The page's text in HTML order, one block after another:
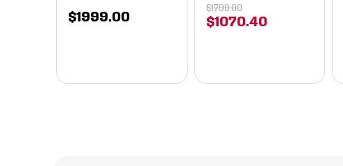
$1999 00 $1070. 40
$1799.00